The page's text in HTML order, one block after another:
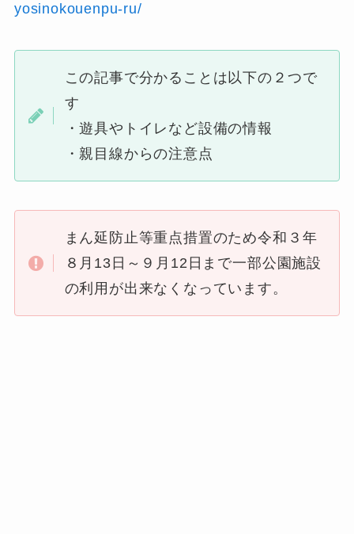
yosinokouenpu-ru/
この記事で分かることは以下の２つで
す
・遊具やトイレなど設備の情報
・親目線からの注意点
まん延防止等重点措置のため令和３年
８月13日～９月12日まで一部公園施設
の利用が出来なくなっています。